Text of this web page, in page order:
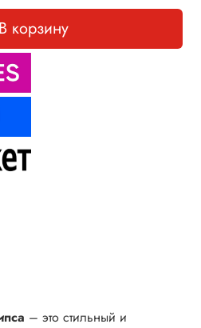
В корзину
– это стильный и